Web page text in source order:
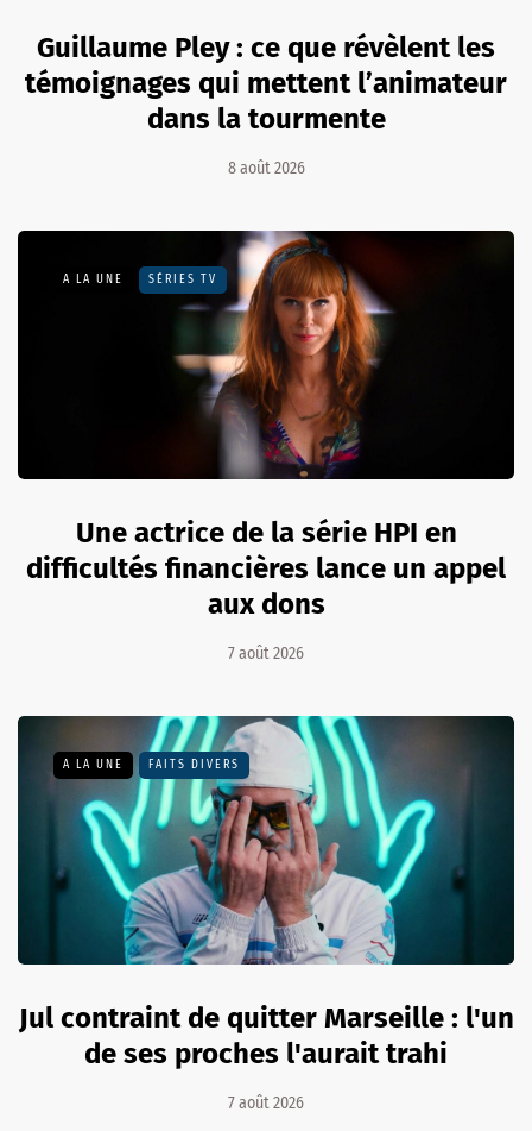
Guillaume Pley : ce que révèlent les
témoignages qui mettent l’animateur
dans la tourmente
8 août 2026
A LA UNE SÉRIES TV
Une actrice de la série HPI en
difficultés financières lance un appel
aux dons
7 août 2026
A LA UNE FAITS DIVERS
Jul contraint de quitter Marseille : l'un
de ses proches l'aurait trahi
7 août 2026